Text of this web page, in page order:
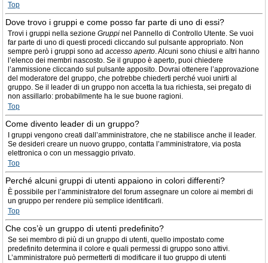
Top
Dove trovo i gruppi e come posso far parte di uno di essi?
Trovi i gruppi nella sezione Gruppi nel Pannello di Controllo Utente. Se vuoi
far parte di uno di questi procedi cliccando sul pulsante appropriato. Non
sempre però i gruppi sono ad accesso aperto. Alcuni sono chiusi e altri hanno
l’elenco dei membri nascosto. Se il gruppo è aperto, puoi chiedere
l’ammissione cliccando sul pulsante apposito. Dovrai ottenere l’approvazione
del moderatore del gruppo, che potrebbe chiederti perché vuoi unirti al
gruppo. Se il leader di un gruppo non accetta la tua richiesta, sei pregato di
non assillarlo: probabilmente ha le sue buone ragioni.
Top
Come divento leader di un gruppo?
I gruppi vengono creati dall’amministratore, che ne stabilisce anche il leader.
Se desideri creare un nuovo gruppo, contatta l’amministratore, via posta
elettronica o con un messaggio privato.
Top
Perché alcuni gruppi di utenti appaiono in colori differenti?
È possibile per l’amministratore del forum assegnare un colore ai membri di
un gruppo per rendere più semplice identificarli.
Top
Che cos’è un gruppo di utenti predefinito?
Se sei membro di più di un gruppo di utenti, quello impostato come
predefinito determina il colore e quali permessi di gruppo sono attivi.
L’amministratore può permetterti di modificare il tuo gruppo di utenti